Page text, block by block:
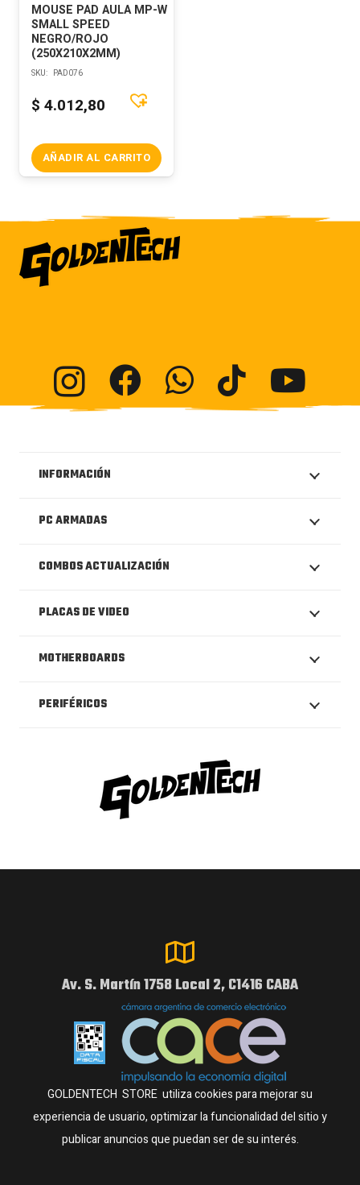
MOUSE PAD AULA MP-W
SMALL SPEED
NEGRO/ROJO
(250X210X2MM)
SKU: PAD076
$ 4.012,80
AÑADIR AL CARRITO
INFORMACIÓN
PC ARMADAS
COMBOS ACTUALIZACIÓN
PLACAS DE VIDEO
MOTHERBOARDS
PERIFÉRICOS
Av. S. Martín 1758 Local 2, C1416 CABA
GOLDENTECH STORE utiliza cookies para mejorar su
experiencia de usuario, optimizar la funcionalidad del sitio y
publicar anuncios que puedan ser de su interés.